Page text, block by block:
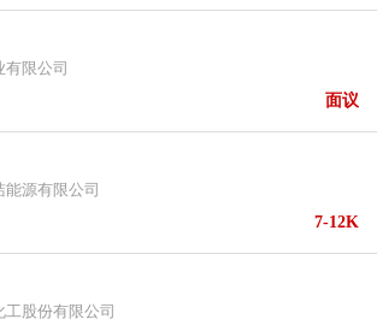
限公司
面议
源有限公司
7-12K
股份有限公司